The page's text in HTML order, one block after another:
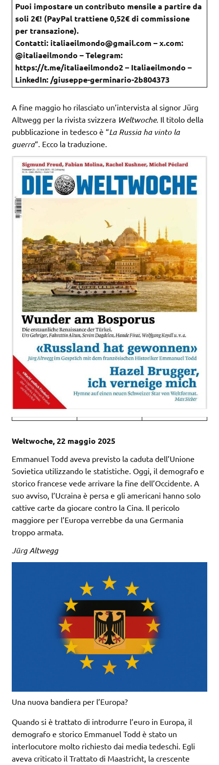
Puoi impostare un contributo mensile a partire da
soli 2€! (PayPal trattiene 0,52€ di commissione
per transazione).
Contatti: italiaeilmondo@gmail.com – x.com:
@italiaeilmondo – Telegram:
https://t.me/italiaeilmondo2 – Italiaeilmondo –
LinkedIn: /giuseppe-germinario-2b804373
A fine maggio ho rilasciato un’intervista al signor Jürg
Altwegg per la rivista svizzera Weltwoche. Il titolo della
pubblicazione in tedesco è “La Russia ha vinto la
guerra“. Ecco la traduzione.
Weltwoche, 22 maggio 2025
Emmanuel Todd aveva previsto la caduta dell’Unione
Sovietica utilizzando le statistiche. Oggi, il demografo e
storico francese vede arrivare la fine dell’Occidente. A
suo avviso, l’Ucraina è persa e gli americani hanno solo
cattive carte da giocare contro la Cina. Il pericolo
maggiore per l’Europa verrebbe da una Germania
troppo armata.
Jürg Altwegg
Una nuova bandiera per l’Europa?
Quando si è trattato di introdurre l’euro in Europa, il
demografo e storico Emmanuel Todd è stato un
interlocutore molto richiesto dai media tedeschi. Egli
aveva criticato il Trattato di Maastricht, la crescente